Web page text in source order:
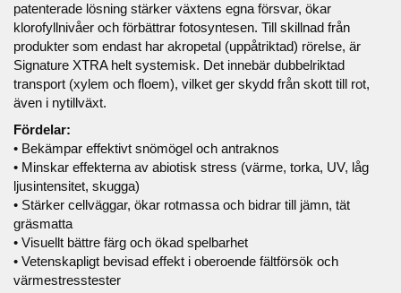
patenterade lösning stärker växtens egna försvar, ökar
klorofyllnivåer och förbättrar fotosyntesen. Till skillnad från
produkter som endast har akropetal (uppåtriktad) rörelse, är
Signature XTRA helt systemisk. Det innebär dubbelriktad
transport (xylem och floem), vilket ger skydd från skott till rot,
även i nytillväxt.
Fördelar:
• Bekämpar effektivt snömögel och antraknos
• Minskar effekterna av abiotisk stress (värme, torka, UV, låg
ljusintensitet, skugga)
• Stärker cellväggar, ökar rotmassa och bidrar till jämn, tät
gräsmatta
• Visuellt bättre färg och ökad spelbarhet
• Vetenskapligt bevisad effekt i oberoende fältförsök och
värmestresstester